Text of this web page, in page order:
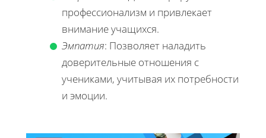
профессионализм и привлекает
внимание учащихся.
Эмпатия: Позволяет наладить
доверительные отношения с
учениками, учитывая их потребности
и эмоции.